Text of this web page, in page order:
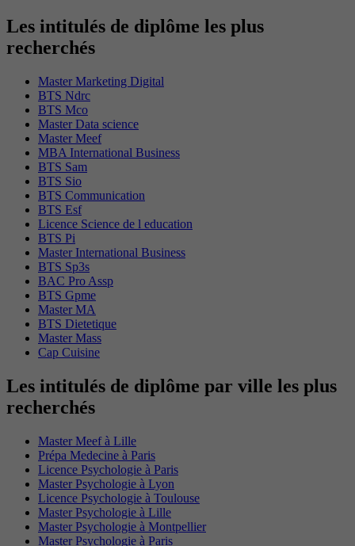
Les intitulés de diplôme les plus
recherchés
Master Marketing Digital
BTS Ndrc
BTS Mco
Master Data science
Master Meef
MBA International Business
BTS Sam
BTS Sio
BTS Communication
BTS Esf
Licence Science de l education
BTS Pi
Master International Business
BTS Sp3s
BAC Pro Assp
BTS Gpme
Master MA
BTS Dietetique
Master Mass
Cap Cuisine
Les intitulés de diplôme par ville les plus
recherchés
Master Meef à Lille
Prépa Medecine à Paris
Licence Psychologie à Paris
Master Psychologie à Lyon
Licence Psychologie à Toulouse
Master Psychologie à Lille
Master Psychologie à Montpellier
Master Psychologie à Paris